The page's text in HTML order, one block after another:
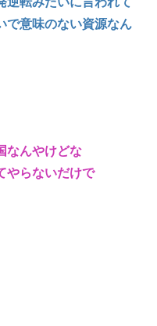
で意味のない資源なん
なんやけどな
やらないだけで